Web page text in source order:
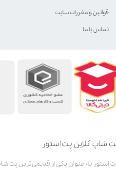
شاپ آنلاین پت استور
قوانین و مقررات سایت
تماس با ما